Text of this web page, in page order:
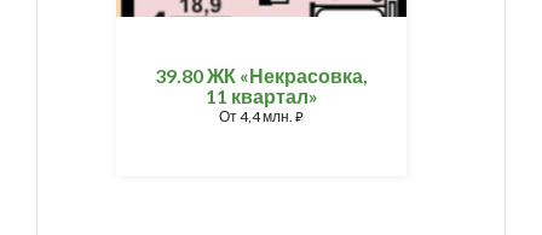
39.80 ЖК «Некрасовка,
11 квартал»
От4,4 млн. ⃏